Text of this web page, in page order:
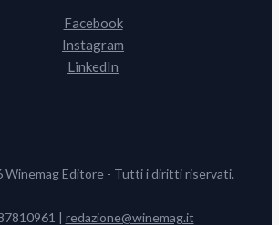
Facebook
Instagram
LinkedIn
Editore - Tutti i diritti riservati.
| redazione@winemag.it